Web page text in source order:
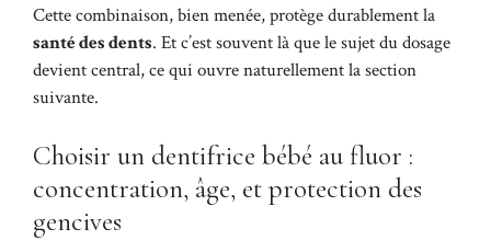
Cette combinaison, bien menée, protège durablement la
santé des dents. Et c’est souvent là que le sujet du dosage
devient central, ce qui ouvre naturellement la section
suivante.
Choisir un dentifrice bébé au fluor :
concentration, âge, et protection des
gencives